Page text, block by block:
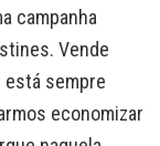
campanha
Vende
sempre
economizar